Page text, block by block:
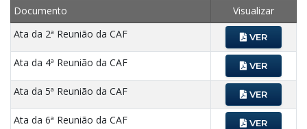
Documento
Visualizar
Ata da 2ª Reunião da CAF
VER
Ata da 4ª Reunião da CAF VER
Ata da 5ª Reunião da CAF VER
Ata da 6ª Reunião da CAF VER